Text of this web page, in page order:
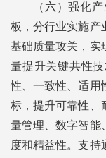
（六）强化
板，分行业实施产
基础质量攻关，实
量提升关键共性
性、一致性、适用
标，提升可靠性、
量管理、数字智能
度和精益性。支持